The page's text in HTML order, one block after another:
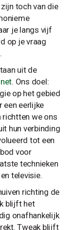
toch van die
je langs vijf
op je vraag
uit de
. Ons doel:
op het gebied
een eerlijke
richtten we ons
hun verbinding
tot een
voor
technieken
televisie.
richting de
blijft het
onafhankelijk
Tweak blijft